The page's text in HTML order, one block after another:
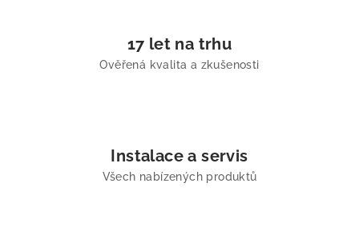
17 let na trhu
Ověřená kvalita a zkušenosti
Instalace a servis
Všech nabízených produktů